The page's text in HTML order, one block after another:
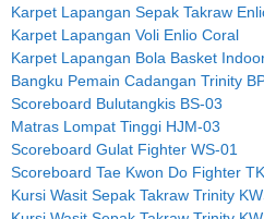
Karpet Lapangan Sepak Takraw
Karpet Lapangan Voli Enlio Coral
Karpet Lapangan Bola Basket
Bangku Pemain Cadangan Trinity
Scoreboard Bulutangkis BS-03
Matras Lompat Tinggi HJM-03
Scoreboard Gulat Fighter WS-01
Scoreboard Tae Kwon Do Fighter
Kursi Wasit Sepak Takraw Trinity